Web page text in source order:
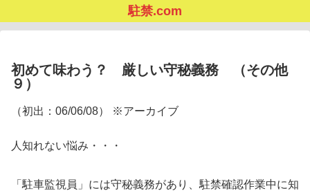
駐禁.com
初めて味わう？ 厳しい守秘義務 （その他
９）
（初出：06/06/08） ※アーカイブ
人知れない悩み・・・
「駐車監視員」には守秘義務があり、駐禁確認作業中に知